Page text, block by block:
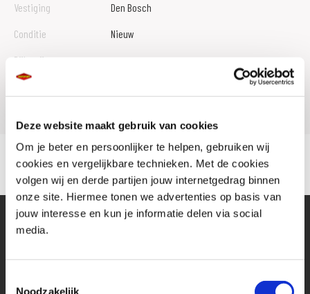
Deze website maakt gebruik van cookies
Om je beter en persoonlijker te helpen, gebruiken wij
cookies en vergelijkbare technieken. Met de cookies
volgen wij en derde partijen jouw internetgedrag binnen
onze site. Hiermee tonen we advertenties op basis van
jouw interesse en kun je informatie delen via social
media.
Noodzakelijk
Vestiging
Den Bosch
Conditie
Nieuw
Rijbewijs type